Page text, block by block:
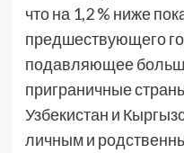
что на 1,2 % ниже
предшествующего
подавляющее
приграничные
Узбекистан и
личным и